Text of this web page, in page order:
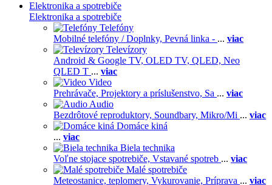
Elektronika a spotrebiče
Elektronika a spotrebiče
Telefóny
Mobilné telefóny / Doplnky, Pevná linka - ... viac
Televízory
Android & Google TV, OLED TV, QLED, Neo
QLED T ... viac
Video
Prehrávače, Projektory a príslušenstvo, Sa ... viac
Audio
Bezdrôtové reproduktory, Soundbary, Mikro/Mi ... viac
Domáce kiná
... viac
Biela technika
Voľne stojace spotrebiče, Vstavané spotreb ... viac
Malé spotrebiče
Meteostanice, teplomery, Vykurovanie, Príprava ... viac